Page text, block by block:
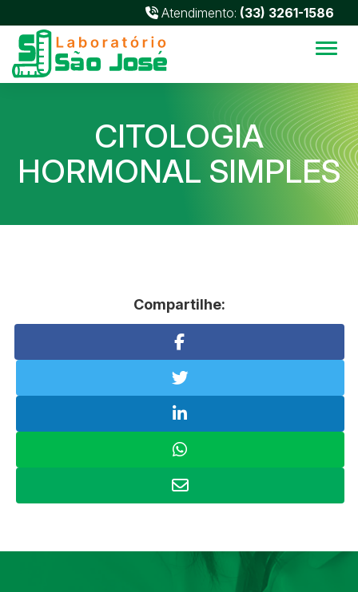
Atendimento: (33) 3261-1586
CITOLOGIA
HORMONAL SIMPLES
Compartilhe: